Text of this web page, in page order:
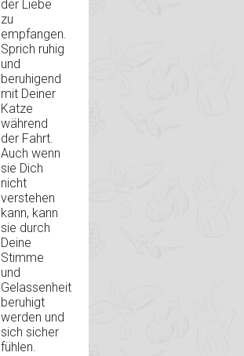
der Liebe
zu
empfangen.
Sprich ruhig
und
beruhigend
mit Deiner
Katze
während
der Fahrt.
Auch wenn
sie Dich
nicht
verstehen
kann, kann
sie durch
Deine
Stimme
und
Gelassenheit
beruhigt
werden und
sich sicher
fühlen.